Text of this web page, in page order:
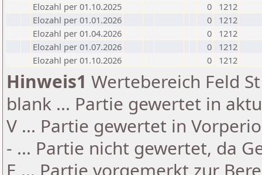
Elozahl per 01.10.2025
0
1212
Elozahl per 01.01.2026
0
1212
Elozahl per 01.04.2026
0
1212
Elozahl per 01.07.2026
0
1212
Elozahl per 01.10.2026
0 1212
Hinweis1 Wertebereich Feld
blank ... Partie gewertet in
V ... Partie gewertet in
- ... Partie nicht gewertet, da
E ... Partie vorgemerkt zur